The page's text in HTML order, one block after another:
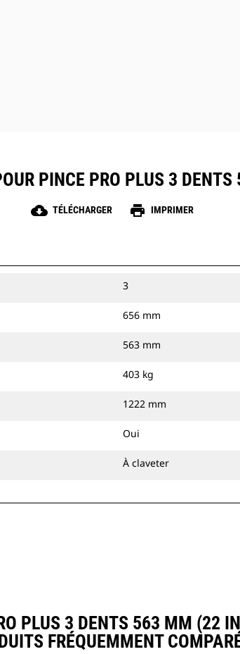
PINCE PRO PLUS 3
cloud_download TÉLÉCHARGER print IMPRIMER
3
656 mm
563 mm
403 kg
1222 mm
Oui
À claveter
PLUS 3 DENTS 563 MM (22
FRÉQUEMMENT